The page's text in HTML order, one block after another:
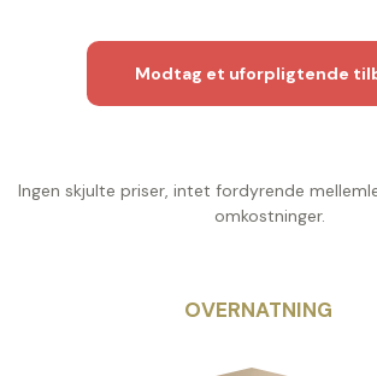
Modtag et uforpligtende
Ingen skjulte priser, intet fordyrende
omkostninger.
OVERNATNING